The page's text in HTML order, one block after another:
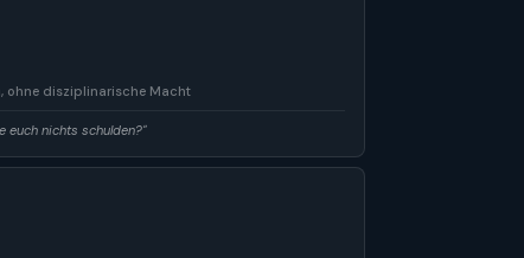
ohne disziplinarische Macht
euch nichts schulden?"